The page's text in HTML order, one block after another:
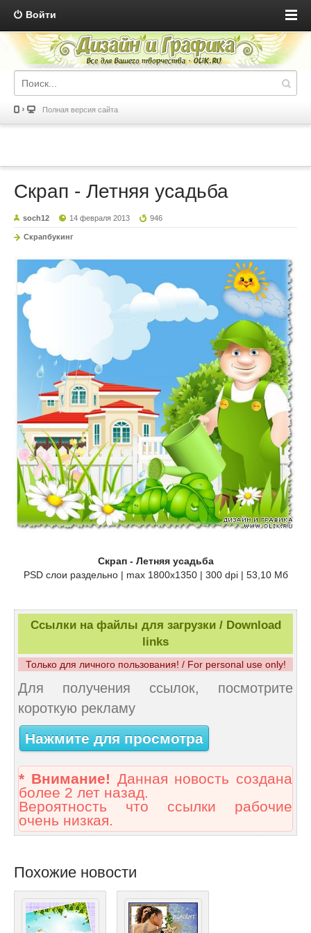
Войти
Полная версия сайта
Скрап - Летняя усадьба
soch12 14 февраля 2013 946
Скрапбукинг
Скрап - Летняя усадьба
PSD слои раздельно | max 1800x1350 | 300 dpi | 53,10 Мб
Ссылки на файлы для загрузки / Download
links
Только для личного пользования! / For personal use only!
Для получения ссылок, посмотрите
короткую рекламу
Нажмите для просмотра
* Внимание! Данная новость создана
более 2 лет назад.
Вероятность что ссылки рабочие
очень низкая.
Похожие новости